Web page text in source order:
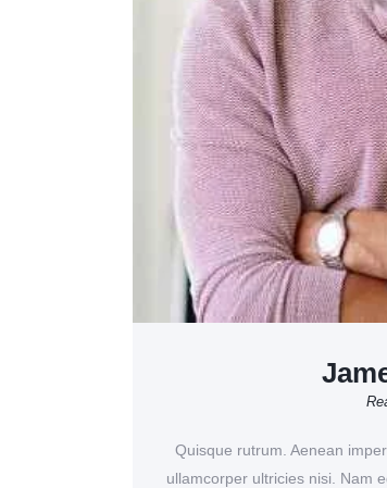
Quisque rutrum. Aenean
ullamcorper ultricies nisi. Nam